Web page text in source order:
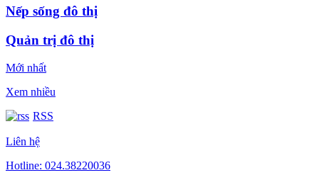
Nếp sống đô thị
Quản trị đô thị
Mới nhất
Xem nhiều
RSS
Liên hệ
Hotline: 024.38220036